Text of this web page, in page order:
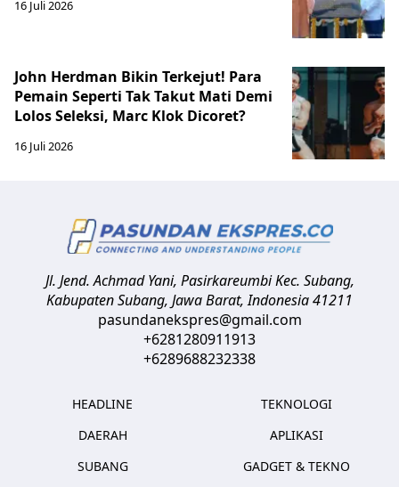
16 Juli 2026
John Herdman Bikin Terkejut! Para
Pemain Seperti Tak Takut Mati Demi
Lolos Seleksi, Marc Klok Dicoret?
16 Juli 2026
Jl. Jend. Achmad Yani, Pasirkareumbi Kec. Subang,
Kabupaten Subang, Jawa Barat,Indonesia41211
pasundanekspres@gmail.com
+6281280911913
+6289688232338
HEADLINE
DAERAH
SUBANG
TEKNOLOGI
APLIKASI
GADGET & TEKNO